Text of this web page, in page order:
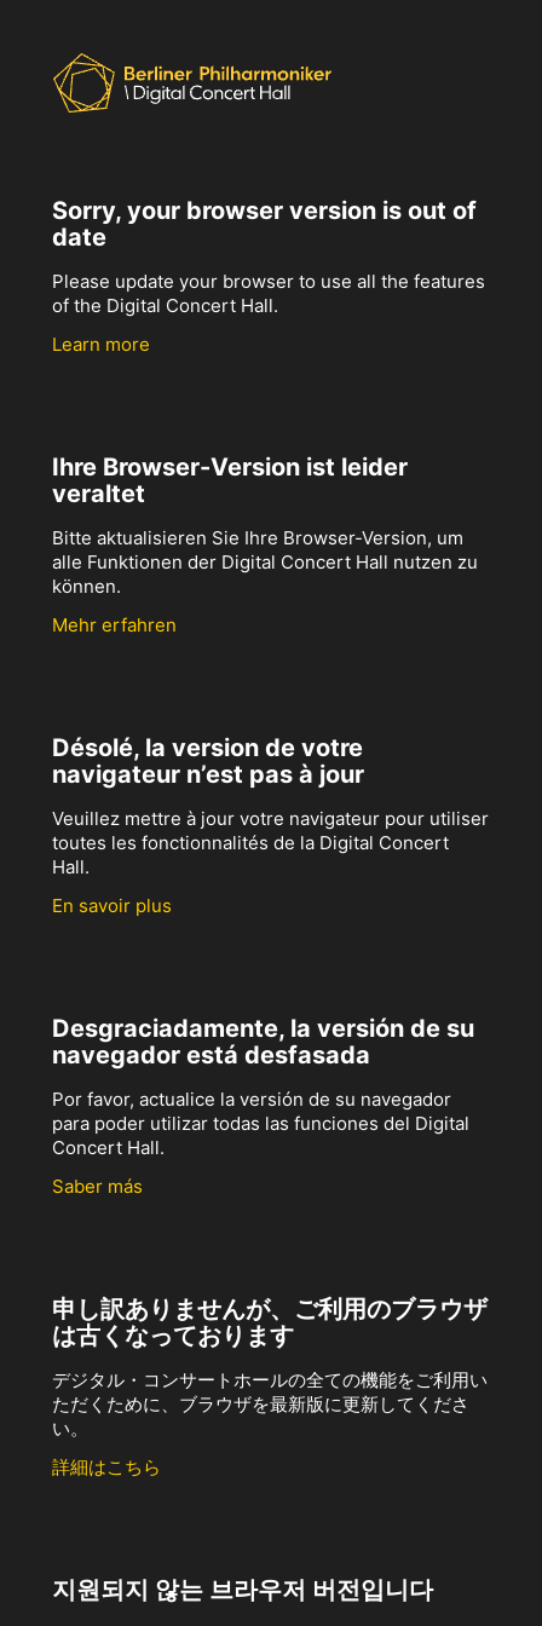
Sorry, your browser version is out of
date
Please update your browser to use all the features
of the Digital Concert Hall.
Learn more
Ihre Browser-Version ist leider
veraltet
Bitte aktualisieren Sie Ihre Browser-Version, um
alle Funktionen der Digital Concert Hall nutzen zu
können.
Mehr erfahren
Désolé, la version de votre
navigateur n’est pas à jour
Veuillez mettre à jour votre navigateur pour utiliser
toutes les fonctionnalités de la Digital Concert
Hall.
En savoir plus
Desgraciadamente, la versión de su
navegador está desfasada
Por favor, actualice la versión de su navegador
para poder utilizar todas las funciones del Digital
Concert Hall.
Saber más
申し訳ありませんが、ご利用のブラウザ
は古くなっております
デジタル・コンサートホールの全ての機能をご利用い
ただくために、ブラウザを最新版に更新してくださ
い。
詳細はこちら
지원되지 않는 브라우저 버전입니다